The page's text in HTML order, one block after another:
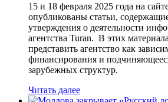
15 и 18 февраля 2025 года на
опубликованы статьи,
утверждения о деятельности
агентства Turan. В этих
представить агентство как
финансирования и
зарубежных структур.
Читать далее